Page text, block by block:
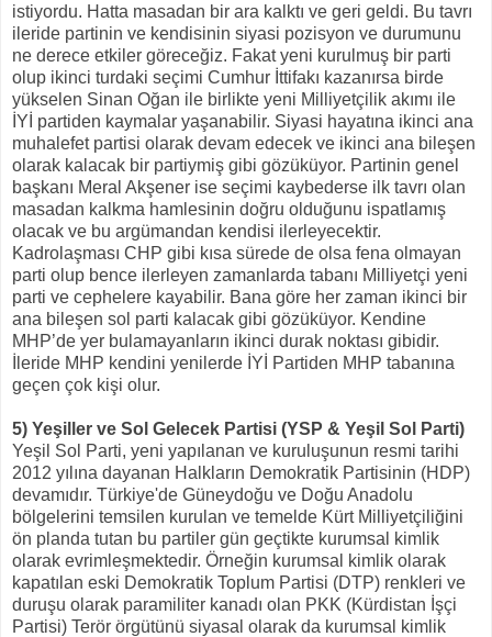
istiyordu. Hatta masadan bir ara kalktı ve geri geldi. Bu tavrı
ileride partinin ve kendisinin siyasi pozisyon ve durumunu
ne derece etkiler göreceğiz. Fakat yeni kurulmuş bir parti
olup ikinci turdaki seçimi Cumhur İttifakı kazanırsa birde
yükselen Sinan Oğan ile birlikte yeni Milliyetçilik akımı ile
İYİ partiden kaymalar yaşanabilir. Siyasi hayatına ikinci ana
muhalefet partisi olarak devam edecek ve ikinci ana bileşen
olarak kalacak bir partiymiş gibi gözüküyor. Partinin genel
başkanı Meral Akşener ise seçimi kaybederse ilk tavrı olan
masadan kalkma hamlesinin doğru olduğunu ispatlamış
olacak ve bu argümandan kendisi ilerleyecektir.
Kadrolaşması CHP gibi kısa sürede de olsa fena olmayan
parti olup bence ilerleyen zamanlarda tabanı Milliyetçi yeni
parti ve cephelere kayabilir. Bana göre her zaman ikinci bir
ana bileşen sol parti kalacak gibi gözüküyor. Kendine
MHP’de yer bulamayanların ikinci durak noktası gibidir.
İleride MHP kendini yenilerde İYİ Partiden MHP tabanına
geçen çok kişi olur.
5) Yeşiller ve Sol Gelecek Partisi (YSP & Yeşil Sol Parti)
Yeşil Sol Parti, yeni yapılanan ve kuruluşunun resmi tarihi
2012 yılına dayanan Halkların Demokratik Partisinin (HDP)
devamıdır. Türkiye'de Güneydoğu ve Doğu Anadolu
bölgelerini temsilen kurulan ve temelde Kürt Milliyetçiliğini
ön planda tutan bu partiler gün geçtikte kurumsal kimlik
olarak evrimleşmektedir. Örneğin kurumsal kimlik olarak
kapatılan eski Demokratik Toplum Partisi (DTP) renkleri ve
duruşu olarak paramiliter kanadı olan PKK (Kürdistan İşçi
Partisi) Terör örgütünü siyasal olarak da kurumsal kimlik